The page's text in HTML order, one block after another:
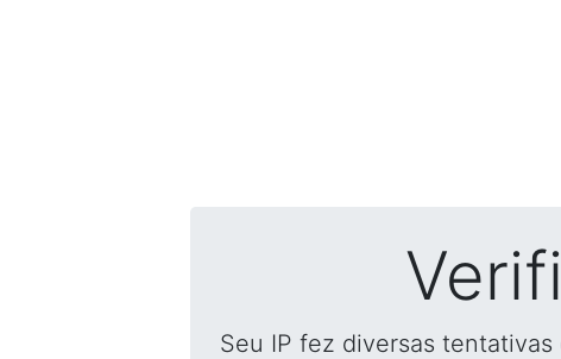
Seu IP fez diversas